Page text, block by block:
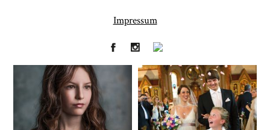
Impressum
Fineart Hochzeit